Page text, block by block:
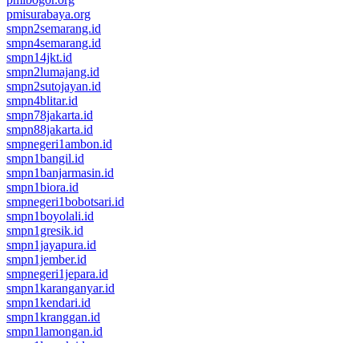
pmisurabaya.org
smpn2semarang.id
smpn4semarang.id
smpn14jkt.id
smpn2lumajang.id
smpn2sutojayan.id
smpn4blitar.id
smpn78jakarta.id
smpn88jakarta.id
smpnegeri1ambon.id
smpn1bangil.id
smpn1banjarmasin.id
smpn1biora.id
smpnegeri1bobotsari.id
smpn1boyolali.id
smpn1gresik.id
smpn1jayapura.id
smpn1jember.id
smpnegeri1jepara.id
smpn1karanganyar.id
smpn1kendari.id
smpn1kranggan.id
smpn1lamongan.id